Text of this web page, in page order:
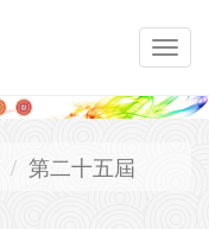
第二十五屆